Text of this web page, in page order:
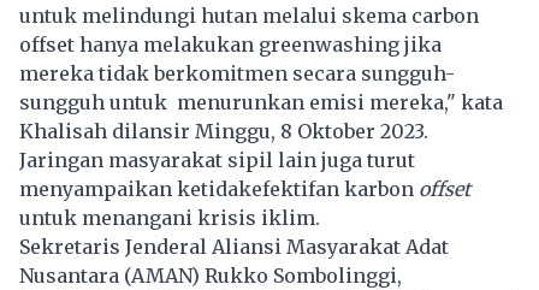
untuk melindungi hutan melalui skema carbon
offset hanya melakukan greenwashing jika
mereka tidak berkomitmen secara sungguh-
sungguh untuk menurunkan emisi mereka," kata
Khalisah dilansir Minggu, 8 Oktober 2023.
Jaringan masyarakat sipil lain juga turut
menyampaikan ketidakefektifan karbon offset
untuk menangani krisis iklim.
Sekretaris Jenderal Aliansi Masyarakat Adat
Nusantara (AMAN) Rukko Sombolinggi,